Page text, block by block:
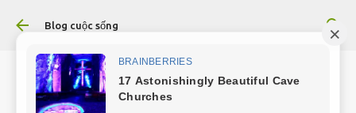
Chuyển đến nội dung chính
Blog cuộc sống